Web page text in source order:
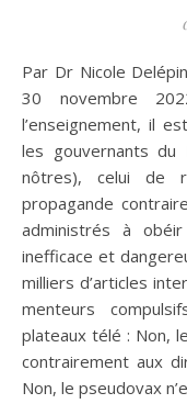
Par Dr Nicole Delépine – Publié par Nouveau-monde.ca le
30 novembre
l’enseignement, il
les gouvernants du
nôtres), celui de
propagande
administrés à
inefficace et
milliers d’articles
menteurs
plateaux télé : Non,
contrairement aux
Non, le pseudovax